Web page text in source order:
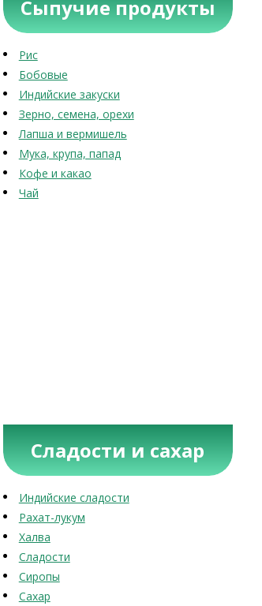
Сыпучие продукты
Рис
Бобовые
Индийские закуски
Зерно, семена, орехи
Лапша и вермишель
Мука, крупа, папад
Кофе и какао
Чай
Сладости и сахар
Индийские сладости
Рахат-лукум
Халва
Сладости
Сиропы
Сахар